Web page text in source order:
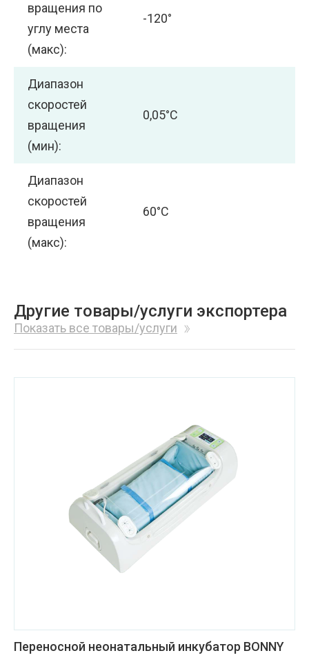
вращения по
углу места
(макс):
-120°
Диапазон
скоростей
вращения
(мин):
0,05°С
Диапазон
скоростей
вращения
(макс):
60°С
Другие товары/услуги экспортера
Показать все товары/услуги
Переносной неонатальный инкубатор BONNY